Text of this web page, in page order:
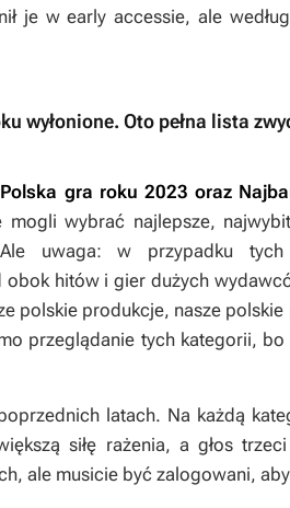
je w early accessie, ale
wyłonione. Oto pełna lista
gra roku 2023 oraz
wybrać najlepsze,
uwaga: w przypadku tych
obok hitów i gier dużych
polskie produkcje, nasze
przeglądanie tych kategorii, bo
latach. Na każdą
siłę rażenia, a głos
ale musicie być zalogowani,